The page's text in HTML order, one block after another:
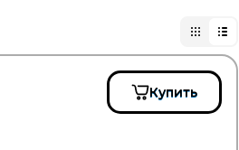
Купить